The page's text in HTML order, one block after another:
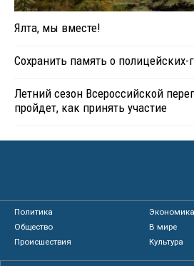
Ялта, мы вместе!
Сохранить память о полицейских-
Летний сезон Всероссийской
пройдет, как принять участие
Политика
Экономика
Общество
В мире
Происшествия
Культура